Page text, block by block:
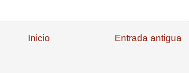
Entrada antigua
Inicio